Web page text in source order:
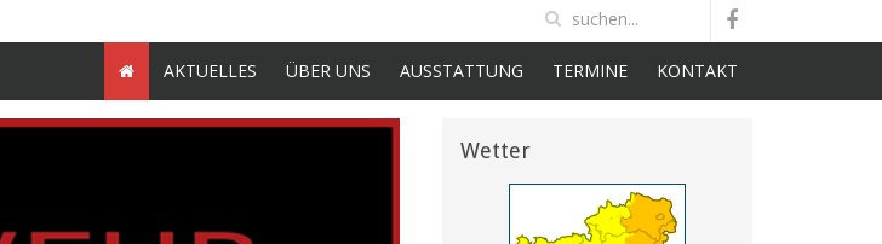
AKTUELLES ÜBER UNS AUSSTATTUNG TERMINE KONTAKT
Wetter